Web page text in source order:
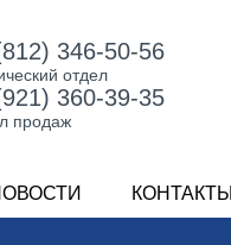
346-50-56
отдел
360-39-35
продаж
КОНТАКТЫ